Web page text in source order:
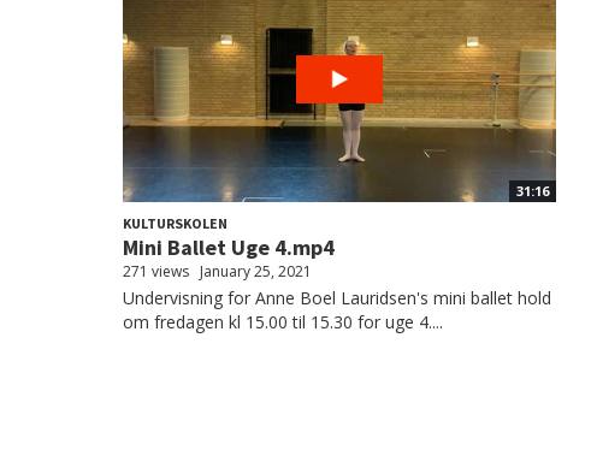
31:16
KULTURSKOLEN
Mini Ballet Uge 4.mp4
271 views January 25, 2021
Undervisning for Anne Boel Lauridsen's mini ballet hold
om fredagen kl 15.00 til 15.30 for uge 4....